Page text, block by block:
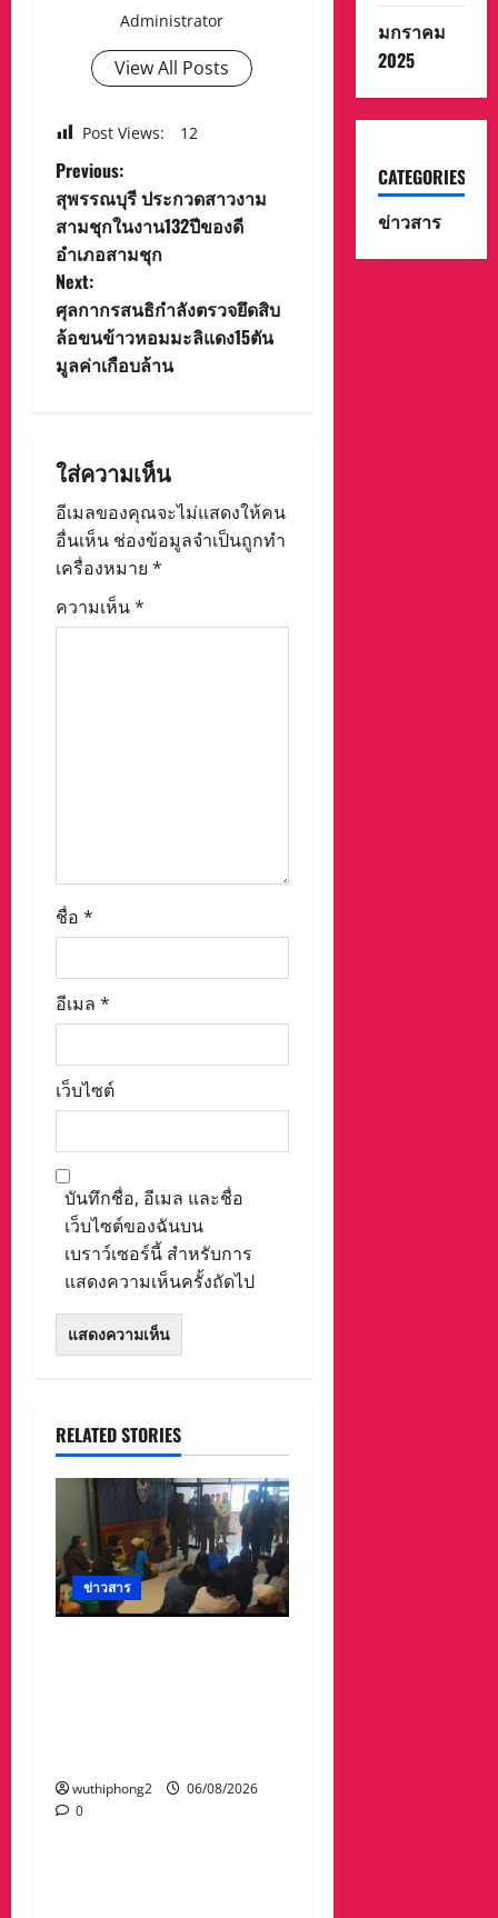
Administrator
View All Posts
Post Views: 12
P
o
s
t
n
v
i
g
a
t
Previous:
สุพรรณบุรี ประกวดสาวงาม
สามชุกในงาน132ปีของดี
อำเภอสามชุก
Next:
ศุลกากรสนธิกำลังตรวจยึดสิบ
ล้อขนข้าวหอมมะลิแดง15ตัน
มูลค่าเกือบล้าน
ใส่ความเห็น
อีเมลของคุณจะไม่แสดงให้คน
อื่นเห็น ช่องข้อมูลจำเป็นถูกทำ
เครื่องหมาย *
ความเห็น*
ชื่อ *
อีเมล *
เว็บไซต์
บันทึกชื่อ, อีเมล และชื่อ
เว็บไซต์ของฉันบน
เบราว์เซอร์นี้ สำหรับการ
แสดงความเห็นครั้งถัดไป
RELATED STORIES
ข่าวสาร
wuthiphong2
06/08/2026
0
มกราคม
2025
CATEGORIES
ข่าวสาร